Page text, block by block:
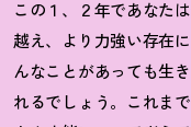
この１、２年であなた
越え、より力強い存在
んなことがあっても生
れるでしょう。これま